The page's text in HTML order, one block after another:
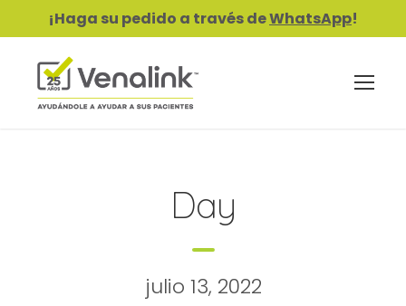
¡Haga su pedido a través deWhatsApp!
Day
julio 13, 2022